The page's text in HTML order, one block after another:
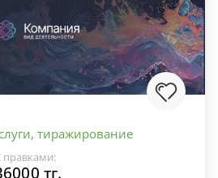
тиражирование
правками:
тг.